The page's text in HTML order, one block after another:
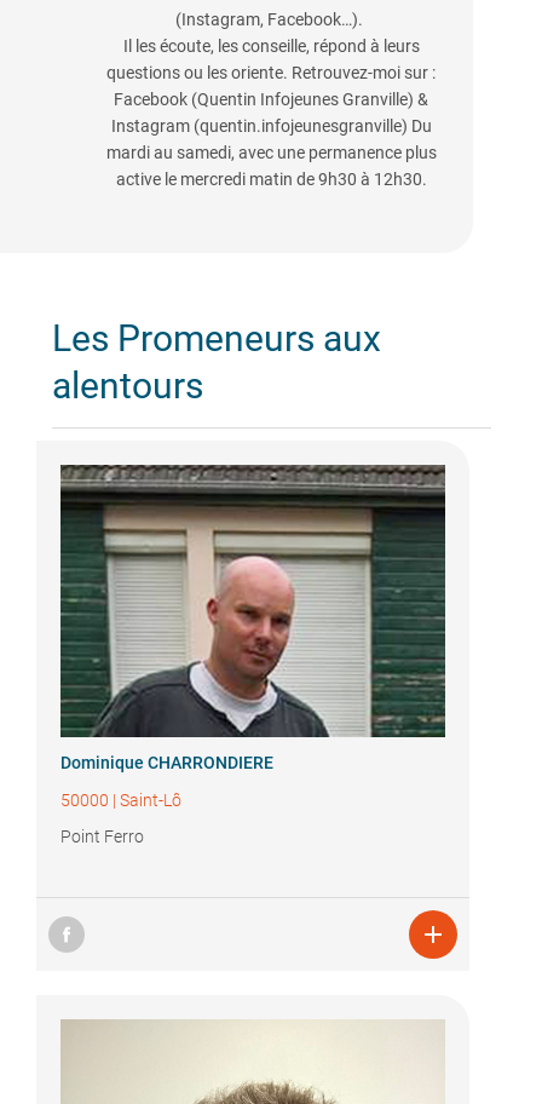
(Instagram, Facebook…).
Il les écoute, les conseille, répond à leurs
questions ou les oriente. Retrouvez-moi sur :
Facebook (Quentin Infojeunes Granville) &
Instagram (quentin.infojeunesgranville) Du
mardi au samedi, avec une permanence plus
active le mercredi matin de 9h30 à 12h30.
Les Promeneurs aux
alentours
Dominique CHARRONDIERE
50000 | Saint-Lô
Point Ferro
